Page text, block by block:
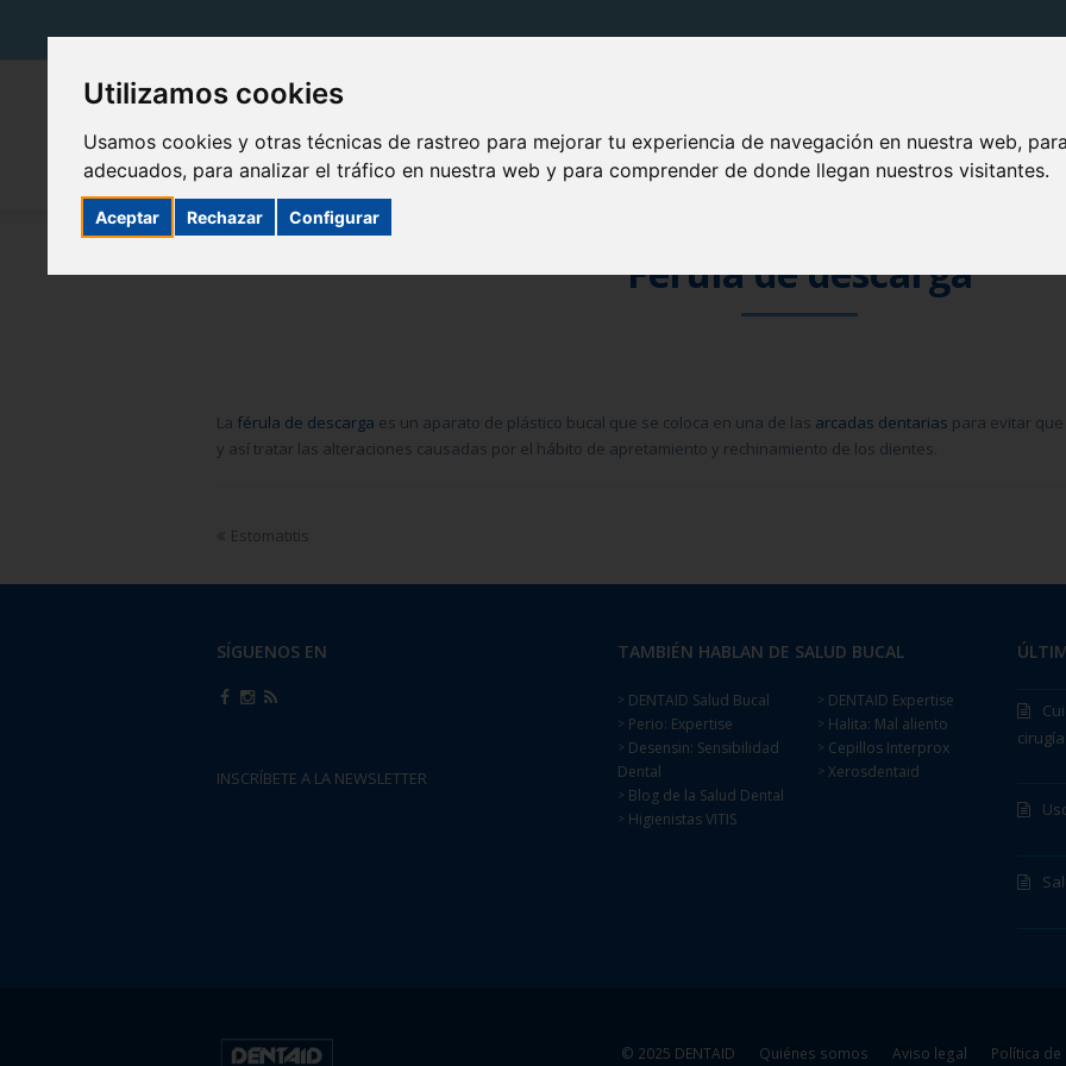
Utilizamos cookies
Usamos cookies y otras técnicas de rastreo para mejorar tu experiencia de navegación en nuestra web,
adecuados, para analizar el tráfico en nuestra web y para comprender de donde llegan nuestros visitantes.
Aceptar Rechazar Configurar
PRODUCTOS VITIS SOLUCIONES VITIS TU
Férula de descarga
La férula de descarga es un aparato de plástico bucal que se coloca en una de las arcadas dentarias para evitar
y así tratar las alteraciones causadas por el hábito de apretamiento y rechinamiento de los dientes.
Estomatitis
SÍGUENOS EN
INSCRÍBETE A LA NEWSLETTER
TAMBIÉN HABLAN DE SALUD BUCAL
> DENTAID Salud Bucal
> Perio: Expertise
> Desensin: Sensibilidad
Dental
> Blog de la Salud Dental
> Higienistas VITIS
> DENTAID Expertise
> Halita: Mal aliento
> Cepillos Interprox
> Xerosdentaid
cirugía
© 2025 DENTAID Quiénes somos Aviso legal Política